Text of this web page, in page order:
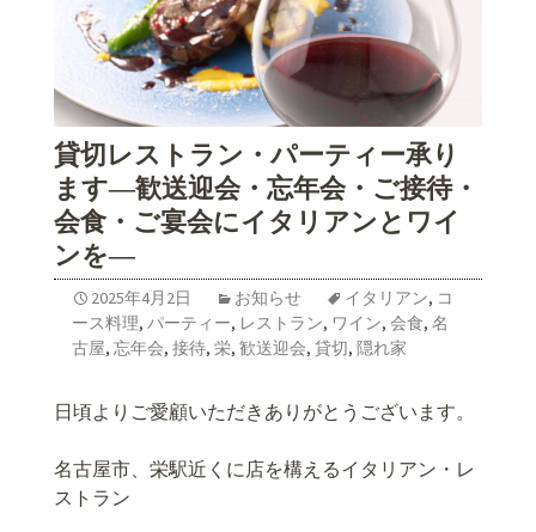
貸切レストラン・パーティー承り
ます―歓送迎会・忘年会・ご接待・
会食・ご宴会にイタリアンとワイ
ンを―
2025年4月2日 お知らせ イタリアン, コ
ース料理, パーティー, レストラン, ワイン, 会食, 名
古屋, 忘年会, 接待, 栄, 歓送迎会, 貸切, 隠れ家
日頃よりご愛顧いただきありがとうございます。
名古屋市、栄駅近くに店を構えるイタリアン・レ
ストラン